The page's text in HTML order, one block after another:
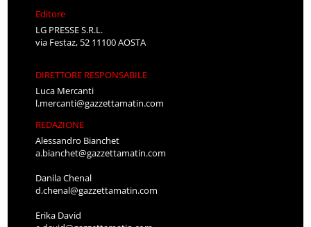
Editore
LG PRESSE S.R.L.
via Festaz, 52 11100 AOSTA
DIRETTORE RESPONSABILE
Luca Mercanti
l.mercanti@gazzettamatin.com
REDAZIONE
Alessandro Bianchet
a.bianchet@gazzettamatin.com
Danila Chenal
d.chenal@gazzettamatin.com
Erika David